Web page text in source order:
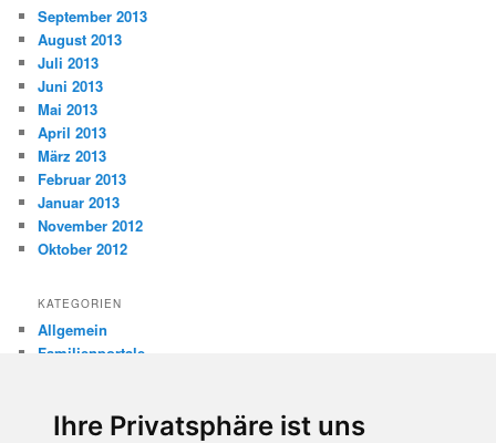
Ihre Privatsphäre ist uns
September 2013
August 2013
Juli 2013
Juni 2013
Mai 2013
April 2013
März 2013
Februar 2013
Januar 2013
November 2012
Oktober 2012
KATEGORIEN
Allgemein
Familienportale
Internetsicherheit